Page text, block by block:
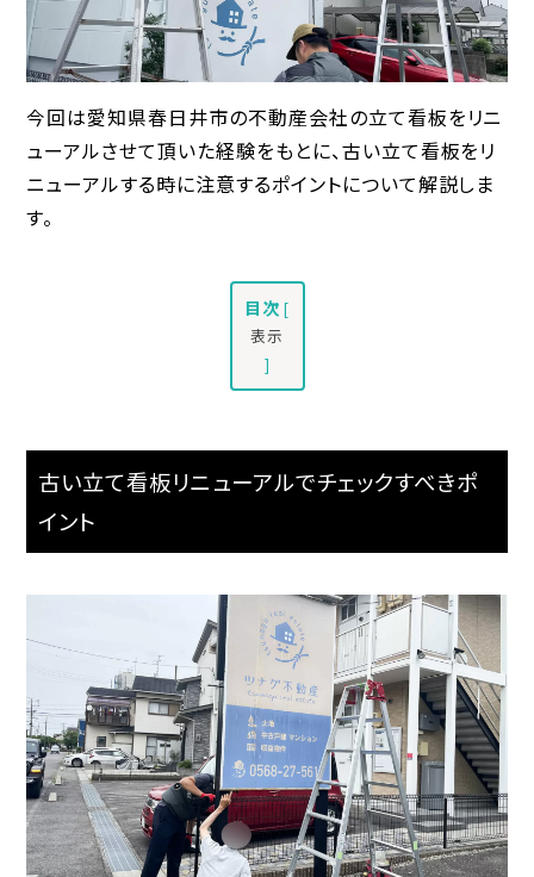
今回は愛知県春日井市の不動産会社の立て看板をリニ
ューアルさせて頂いた経験をもとに、古い立て看板をリ
ニューアルする時に注意するポイントについて解説しま
す。
目次 [
表示
]
古い立て看板リニューアルでチェックすべきポ
イント